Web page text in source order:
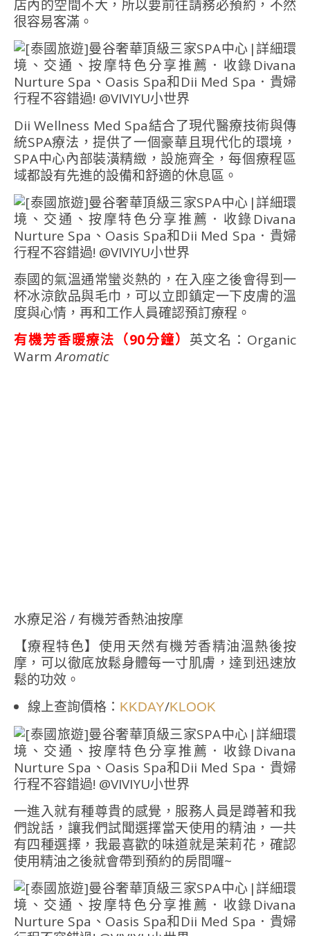
店內的空間不大，所以要前往請務必預約，不然
很容易客滿。
Dii Wellness Med Spa結合了現代醫療技術與傳
統SPA療法，提供了一個豪華且現代化的環境，
SPA中心內部裝潢精緻，設施齊全，每個療程區
域都設有先進的設備和舒適的休息區。
泰國的氣溫通常蠻炎熱的，在入座之後會得到一
杯冰涼飲品與毛巾，可以立即鎮定一下皮膚的溫
度與心情，再和工作人員確認預訂療程。
有機芳香暖療法（90分鐘） 英文名：Organic
WarmAromatic
水療足浴 / 有機芳香熱油按摩
【療程特色】 使用天然有機芳香精油溫熱後按
摩，可以徹底放鬆身體每一寸肌膚，達到迅速放
鬆的功效。
線上查詢價格： KKDAY/KLOOK
一進入就有種尊貴的感覺，服務人員是蹲著和我
們說話，讓我們試聞選擇當天使用的精油，一共
有四種選擇，我最喜歡的味道就是茉莉花，確認
使用精油之後就會帶到預約的房間囉~